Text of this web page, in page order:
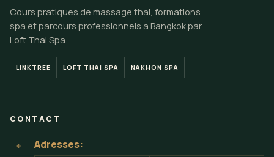
Cours pratiques de massage thai, formations
spa et parcours professionnels a Bangkok par
Loft Thai Spa.
LINKTREE LOFT THAI SPA NAKHON SPA
CONTACT
⌖ Adresses: